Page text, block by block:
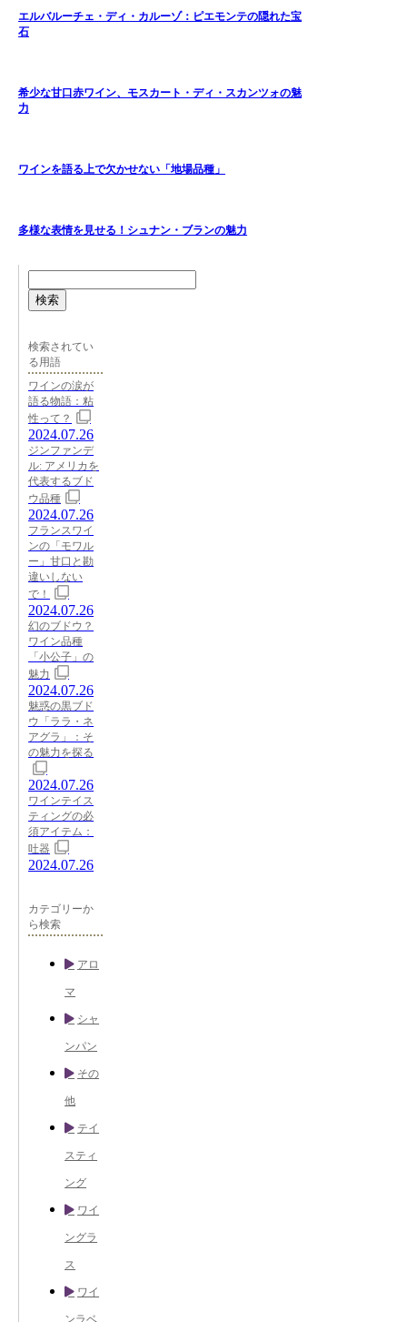
エルバルーチェ・ディ・カルーゾ：ピエモンテの隠れた宝
石
希少な甘口赤ワイン、モスカート・ディ・スカンツォの魅
力
ワインを語る上で欠かせない「地場品種」
多様な表情を見せる！シュナン・ブランの魅力
検索
検索されてい
る用語
ワインの涙が
語る物語：粘
性って？
2024.07.26
ジンファンデ
ル: アメリカを
代表するブド
ウ品種
2024.07.26
フランスワイ
ンの「モワル
ー」甘口と勘
違いしない
で！
2024.07.26
幻のブドウ？
ワイン品種
「小公子」の
魅力
2024.07.26
魅惑の黒ブド
ウ「ララ・ネ
アグラ」：そ
の魅力を探る
2024.07.26
ワインテイス
ティングの必
須アイテム：
吐器
2024.07.26
カテゴリーか
ら検索
アロ
マ
シャ
ンパン
その
他
テイ
スティ
ング
ワイ
ングラ
ス
ワイ
ンラベ